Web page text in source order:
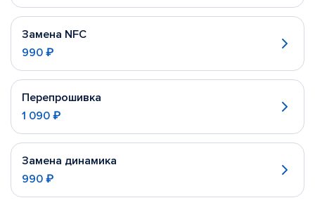
Замена NFC
990 ₽
Перепрошивка
1 090 ₽
Замена динамика
990 ₽